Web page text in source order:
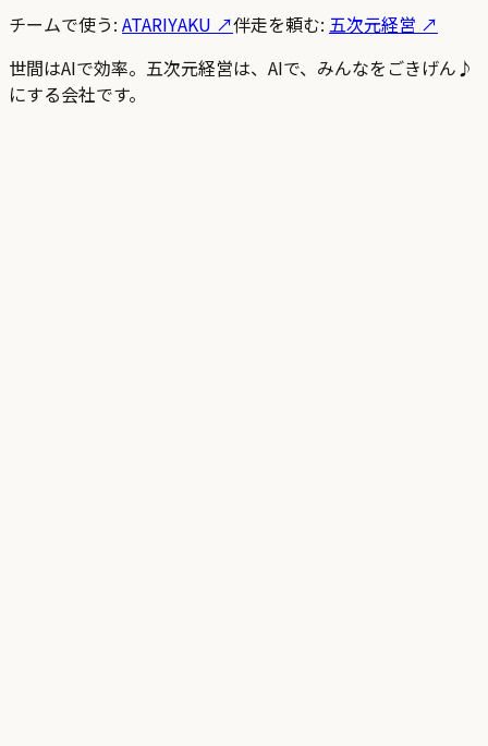
チームで使う: ATARIYAKU ↗伴走を頼む: 五次元経営 ↗
世間はAIで効率。五次元経営は、AIで、みんなをごきげん♪
にする会社です。